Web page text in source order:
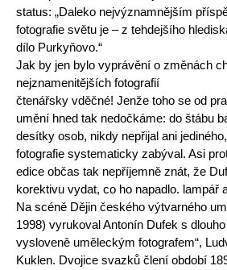
status: „Daleko nejvýznamnějším
fotografie světu je – z tehdejšího
dílo Purkyňovo.“
Jak by jen bylo vyprávění o změnách
nejznamenitějších fotografií
čtenářsky vděčné! Jenže toho se od
umění hned tak nedočkáme: do štábu
desítky osob, nikdy nepřijal ani
fotografie systematicky zabýval. Asi
edice občas tak nepříjemně znát, že
korektivu vydat, co ho napadlo. lampář
Na scéně Dějin českého výtvarného
1998) vyrukoval Antonín Dufek s
vysloveně uměleckým fotografem“,
Kuklen. Dvojice svazků člení období